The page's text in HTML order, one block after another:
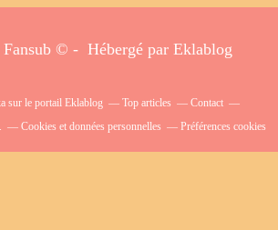
Fansub © - Hébergé par Eklablog
sur le portail Eklablog Top articles
Contact
Cookies et données personnelles Préférences cookies